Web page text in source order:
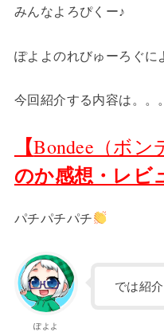
みんなよろぴくー♪
ぽよよのれびゅーろぐ
今回紹介する内容は。。。
【Bondee（ボン
のか感想・レビ
パチパチパチ
ぽよよ
では紹